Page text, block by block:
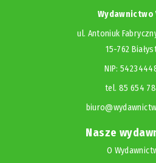
Wydawnictwo
ul. Antoniuk
15-762
NIP:
tel. 85 654
Nasze
O